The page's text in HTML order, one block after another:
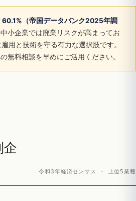
60.1%（帝国データバンク2025年調
小企業では廃業リスクが高まってお
用と技術を守る有力な選択肢です。
無料相談を早めにご活用ください。
企
令和3年経済センサス · 上位5業種